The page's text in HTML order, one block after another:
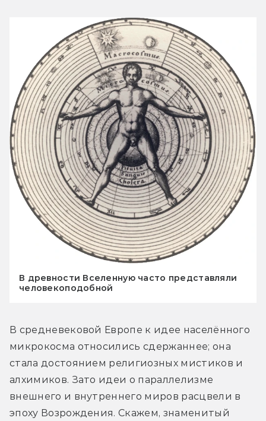
В древности Вселенную часто представляли
человекоподобной
В средневековой Европе к идее населённого
микрокосма относились сдержаннее; она
стала достоянием религиозных мистиков и
алхимиков. Зато идеи о параллелизме
внешнего и внутреннего миров расцвели в
эпоху Возрождения. Скажем, знаменитый